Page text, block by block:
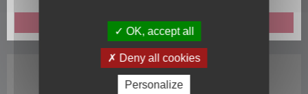
ENVOYEZ-NOUS UN MESSAGE
OK, accept all
Deny all cookies
Personalize